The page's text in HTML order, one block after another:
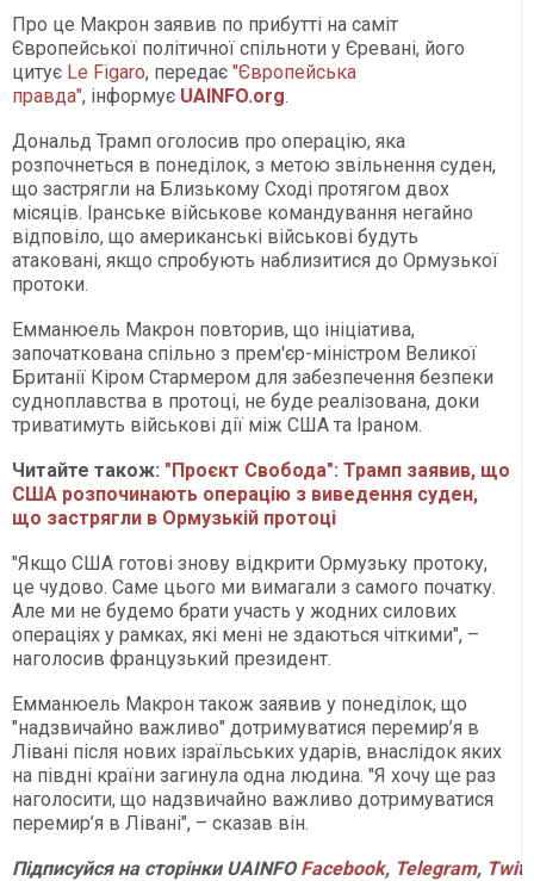
Про це Макрон заявив по прибутті на саміт
Європейської політичної спільноти у Єревані, його
цитує Le Figaro, передає "Європейська
правда", інформує UAINFO.org.
Дональд Трамп оголосив про операцію, яка
розпочнеться в понеділок, з метою звільнення суден,
що застрягли на Близькому Сході протягом двох
місяців. Іранське військове командування негайно
відповіло, що американські військові будуть
атаковані, якщо спробують наблизитися до Ормузької
протоки.
Емманюель Макрон повторив, що ініціатива,
започаткована спільно з прем'єр-міністром Великої
Британії Кіром Стармером для забезпечення безпеки
судноплавства в протоці, не буде реалізована, доки
триватимуть військові дії між США та Іраном.
Читайте також: "Проєкт Свобода": Трамп заявив, що
США розпочинають операцію з виведення суден,
що застрягли в Ормузькій протоці
"Якщо США готові знову відкрити Ормузьку протоку,
це чудово. Саме цього ми вимагали з самого початку.
Але ми не будемо брати участь у жодних силових
операціях у рамках, які мені не здаються чіткими", –
наголосив французький президент.
Емманюель Макрон також заявив у понеділок, що
"надзвичайно важливо" дотримуватися перемир’я в
Лівані після нових ізраїльських ударів, внаслідок яких
на півдні країни загинула одна людина. "Я хочу ще раз
наголосити, що надзвичайно важливо дотримуватися
перемир’я в Лівані", – сказав він.
ПідписуйсянасторінкиUAINFO Facebook, Telegram,